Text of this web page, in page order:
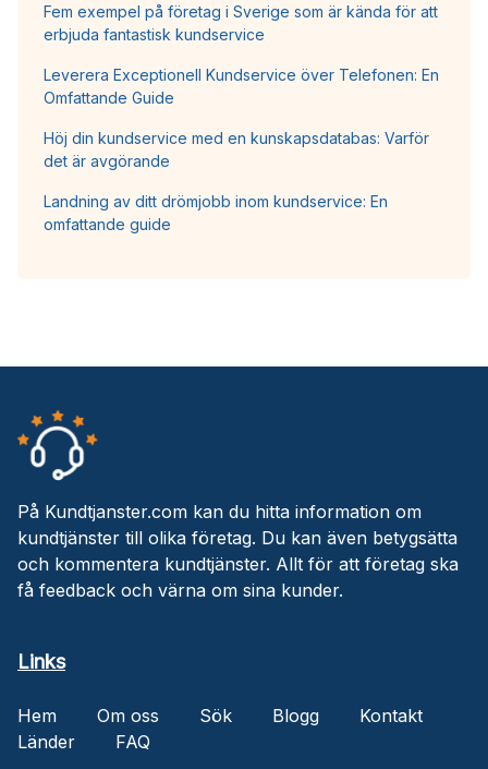
Fem exempel på företag i Sverige som är kända för att
erbjuda fantastisk kundservice
Leverera Exceptionell Kundservice över Telefonen: En
Omfattande Guide
Höj din kundservice med en kunskapsdatabas: Varför
det är avgörande
Landning av ditt drömjobb inom kundservice: En
omfattande guide
På Kundtjanster.com kan du hitta information om
kundtjänster till olika företag. Du kan även betygsätta
och kommentera kundtjänster. Allt för att företag ska
få feedback och värna om sina kunder.
Links
Hem Om oss Sök Blogg
Kontakt
Länder
FAQ